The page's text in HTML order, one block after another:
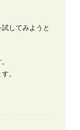
してみようと
。